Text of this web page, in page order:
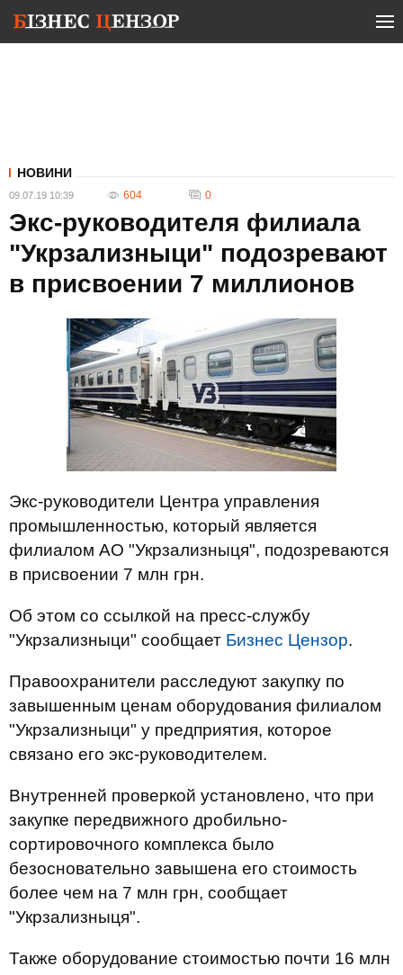
НОВИНИ
09.07.19 10:39 604 0
Экс-руководителя филиала
"Укрзализныци" подозревают
в присвоении 7 миллионов
Экс-руководители Центра управления
промышленностью, который является
филиалом АО "Укрзализныця", подозреваются
в присвоении 7 млн грн.
Об этом со ссылкой на пресс-службу
"Укрзализныци" сообщает Бизнес Цензор.
Правоохранители расследуют закупку по
завышенным ценам оборудования филиалом
"Укрзализныци" у предприятия, которое
связано его экс-руководителем.
Внутренней проверкой установлено, что при
закупке передвижного дробильно-
сортировочного комплекса было
безосновательно завышена его стоимость
более чем на 7 млн грн, сообщает
"Укрзализныця".
Также оборудование стоимостью почти 16 млн